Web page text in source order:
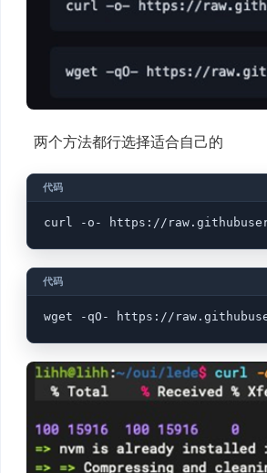
两个方法都行选择适合自己的
curl -o- https://
wget -qO- https://